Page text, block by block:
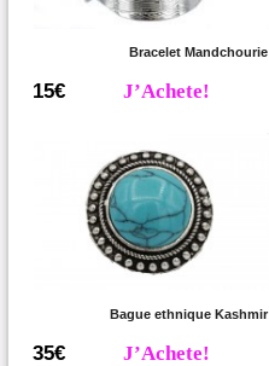
Bracelet Mandchourie
15€ J’Achete!
Bague ethnique Kashmir
35€ J’Achete!